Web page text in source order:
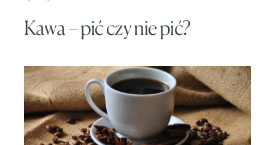
Kawa – pić czy nie pić?